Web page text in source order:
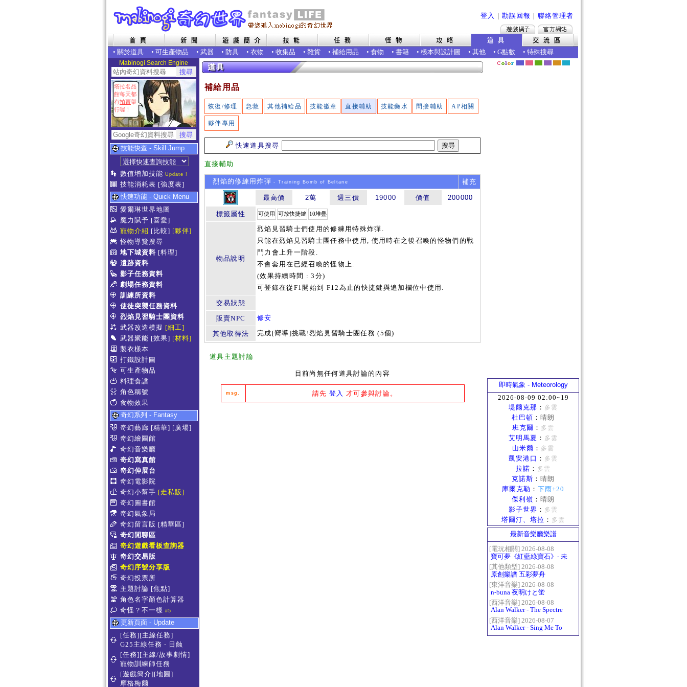
登入 ｜ 勘誤回報 ｜ 聯絡管理者
• 關於道具 • 可生產物品 • 武器 • 防具 • 衣物 • 收集品 • 雜貨 • 補給用品 • 食物 • 書籍 • 樣本與設計圖 • 其他 • G點數 • 特殊搜尋
Mabinogi Search Engine
塔拉名品
館每天都
有拍賣舉
行喔！
技能快查 - Skill Jump
數值增加技能 Update !
技能消耗表 [強度表]
快速功能 - Quick Menu
愛爾琳世界地圖
魔力賦予 [喜愛]
寵物介紹 [比較] [夥伴]
怪物導覽搜尋
地下城資料 [料理]
遺跡資料
影子任務資料
劇場任務資料
訓練所資料
使徒突襲任務資料
烈焰見習騎士團資料
武器改造模擬 [細工]
武器聚能 [效果] [材料]
製衣樣本
打鐵設計圖
可生產物品
料理食譜
角色稱號
食物效果
奇幻系列 - Fantasy
奇幻藝廊 [精華] [廣場]
奇幻繪圖館
奇幻音樂廳
奇幻寫真館
奇幻伸展台
奇幻電影院
奇幻小幫手 [走私販]
奇幻圖書館
奇幻氣象局
奇幻留言版 [精華區]
奇幻閒聊區
奇幻遊戲看板查詢器
奇幻交易版
奇幻序號分享版
奇幻投票所
主題討論 [焦點]
角色名字顏色計算器
奇怪？不一樣 #5
更新頁面 - Update
[任務][主線任務]
G25主線任務 - 日蝕
[任務][主線/故事劇情]
寵物訓練師任務
[遊戲簡介][地圖]
摩格梅爾
補給用品
恢復/修理 急救 其他補給品 技能徽章 直接輔助 技能藥水 間接輔助 AP相關
夥伴專用
快速道具搜尋
直接輔助
烈焰的修練用炸彈 - Training Bomb of Beltane 補充
最高價 2萬 週三價 19000 價值 200000
標籤屬性 可使用 可放快捷鍵 10堆疊
物品說明
烈焰見習騎士們使用的修練用特殊炸彈.
只能在烈焰見習騎士團任務中使用, 使用時在之後召喚的怪物們的戰
鬥力會上升一階段.
不會套用在已經召喚的怪物上.
(效果持續時間 : 3分)
可登錄在從F1開始到 F12為止的快捷鍵與追加欄位中使用.
交易狀態
販賣NPC
修安
其他取得法 完成[嚮導]挑戰!烈焰見習騎士團任務 (5個)
道具主題討論
目前尚無任何道具討論的內容
msg. 請先 登入 才可參與討論。
即時氣象 - Meteorology
2026-08-09 02:00~19
堤爾克那 ： 多雲
杜巴頓 ： 晴朗
班克爾 ： 多雲
艾明馬夏 ： 多雲
山米爾 ： 多雲
凱安港口 ： 多雲
拉諾 ： 多雲
克諾斯 ： 晴朗
庫爾克勒 ： 下雨+20
傑利嶺 ： 晴朗
影子世界 ： 多雲
塔爾汀、塔拉 ： 多雲
最新音樂廳樂譜
[電玩相關] 2026-08-08
寶可夢《紅藍綠寶石》- 未
白鎮BGM (Littleroot Town)
[其他類型] 2026-08-08
原創樂譜 五彩夢舟
[東洋音樂] 2026-08-08
n-buna 夜明けと蛍
[西洋音樂] 2026-08-08
Alan Walker - The Spectre
[西洋音樂] 2026-08-07
Alan Walker - Sing Me To
Sleep